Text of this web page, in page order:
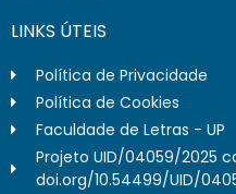
LINKS ÚTEIS
Política de Privacidade
Política de Cookies
Faculdade de Letras - UP
Projeto UID/04059/2025
doi.org/10.54499/UID/